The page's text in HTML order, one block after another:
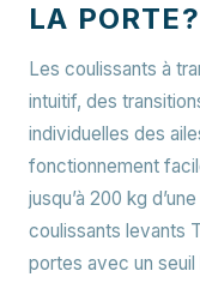
LA PORTE?
Les coulissants à
intuitif, des
individuelles des
fonctionnement
jusqu’à 200 kg
coulissants levants
portes avec un